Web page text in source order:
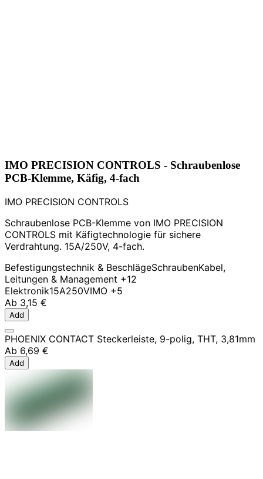
IMO PRECISION CONTROLS - Schraubenlose
PCB-Klemme, Käfig, 4-fach
IMO PRECISION CONTROLS
Schraubenlose PCB-Klemme von IMO PRECISION
CONTROLS mit Käfigtechnologie für sichere
Verdrahtung. 15A/250V, 4-fach.
Befestigungstechnik & BeschlägeSchraubenKabel,
Leitungen & Management +12
Elektronik15A250VIMO +5
Ab 3,15 €
Add
PHOENIX CONTACT Steckerleiste, 9-polig, THT, 3,81mm
Ab 6,69 €
Add